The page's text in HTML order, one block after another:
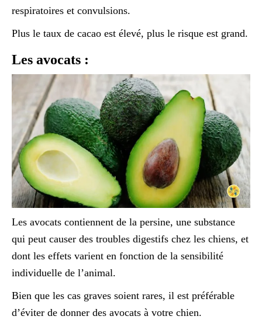
respiratoires et convulsions.
Plus le taux de cacao est élevé, plus le risque est grand.
Les avocats :
Les avocats contiennent de la persine, une substance
qui peut causer des troubles digestifs chez les chiens, et
dont les effets varient en fonction de la sensibilité
individuelle de l’animal.
Bien que les cas graves soient rares, il est préférable
d’éviter de donner des avocats à votre chien.